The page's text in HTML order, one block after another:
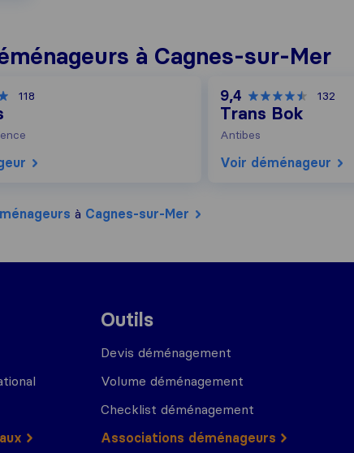
à Cagnes-sur-Mer
118 9,4 132
Trans Bok
Antibes
Voir déménageur
à Cagnes-sur-Mer
Outils
Devis déménagement
Volume déménagement
Checklist déménagement
Associations déménageurs